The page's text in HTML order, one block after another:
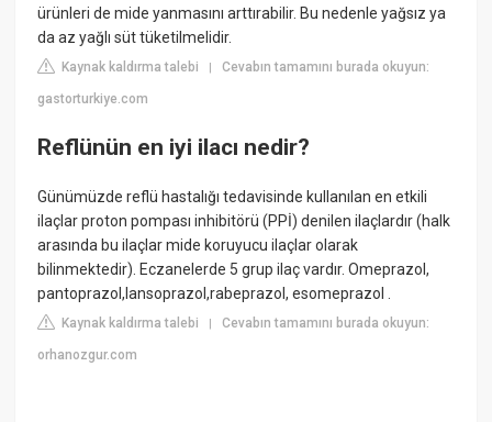
ürünleri de mide yanmasını arttırabilir. Bu nedenle yağsız ya
da az yağlı süt tüketilmelidir.
Kaynak kaldırma talebi |Cevabın tamamını burada okuyun:
gastorturkiye.com
Reflünün en iyi ilacı nedir?
Günümüzde reflü hastalığı tedavisinde kullanılan en etkili
ilaçlar proton pompası inhibitörü (PPİ) denilen ilaçlardır (halk
arasında bu ilaçlar mide koruyucu ilaçlar olarak
bilinmektedir). Eczanelerde 5 grup ilaç vardır. Omeprazol,
pantoprazol,lansoprazol,rabeprazol, esomeprazol .
Kaynak kaldırma talebi |Cevabın tamamını burada okuyun:
orhanozgur.com